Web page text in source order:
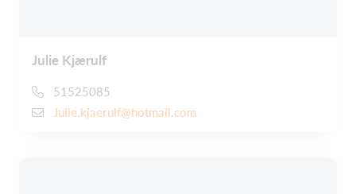
Julie Kjærulf
51525085
Julie.kjaerulf@hotmail.com